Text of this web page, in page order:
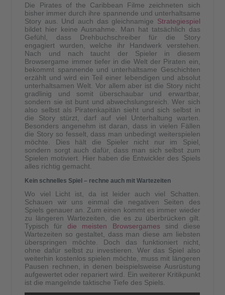
Die Pirates of the Caribbean Filme zeichneten sich
bisher immer durch ihre spannende und unterhaltsame
Story aus. Und auch das gleichnamige Strategiespiel
bildet hier keine Ausnahme. Man hat tatsächlich das
Gefühl, dass Drehbuchschreiber für die Story
engagiert wurden, welche ihr Handwerk verstehen.
Nach und nach taucht der Spieler in diesem
Browsergame immer tiefer in die Welt der Piraten ein,
bekommt spannende und unterhaltsame Geschichten
erzählt und wird ein Teil einer lebendigen und absolut
unterhaltsamen Welt. Vor allem aber ist die Story nicht
gradlinig und somit überschaubar und erwartbar,
sondern sie ist bunt und abwechslungsreich. Wer sich
also selbst als Piratenkapitän sieht und sich selbst in
die Story stürzt, darf auf viel Unterhaltung warten.
Besonders angenehm ist daran, dass in vielen Fällen
die Story so fesselt, dass man unbedingt weiterspielen
möchte. Dies hält die Spieler nicht nur im Spiel,
sondern sorgt auch dafür, dass man sich selbst zum
Spielen motiviert. Hier haben die Entwickler des Spiels
alles richtig gemacht.
Kein schnelles Spiel – rechne auch mit Wartezeiten
Wo viel Licht ist, da ist leider auch viel Schatten.
Schauen wir uns einmal die negativen Seiten des
Spiels genauer an. Zum einen kommt es immer wieder
zu längeren Wartezeiten, die es zu überbrücken gilt.
Typisch fürdie meisten Browsergamessind diese
Wartezeiten so gestaltet, dass man diese am liebsten
überspringen möchte. Doch das funktioniert nicht,
ohne dafür selbst zu investieren. Wer das Spiel also
weiterhin kostenlos spielen möchte, muss mit längeren
Pausen rechnen, in denen beispielsweise Ausrüstung
aufgewertet oder repariert wird. Ein weiterer Kritikpunkt
ist die mangelnde taktische Tiefe des Spiels.